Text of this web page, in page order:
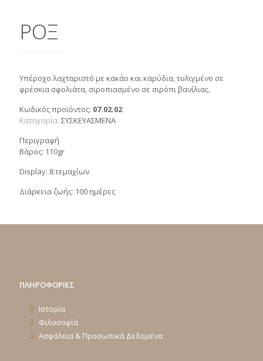
ΡΟΞ
Υπέροχο λαχταριστό με κακάο και καρύδια, τυλιγμένο σε
φρέσκια σφολιάτα, σιροπιασμένο σε σιρόπι βανίλιας.
Κωδικός προϊόντος: 07.02.02
Κατηγορία: ΣΥΣΚΕΥΑΣΜΕΝΑ
Περιγραφή
Βάρος: 110gr
Display: 8 τεμαχίων
Διάρκεια ζωής: 100 ημέρες
ΠΛΗΡΟΦΟΡΙΕΣ
Ιστορία
Φιλοσοφία
Ασφάλεια & Προσωπικά Δεδομένα